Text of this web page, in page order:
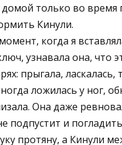
домой только во время
Кинули.
когда я
узнавала она, что
прыгала, ласкалась,
ложилась у ног,
Она даже
подпустит и
протяну, а Кинули